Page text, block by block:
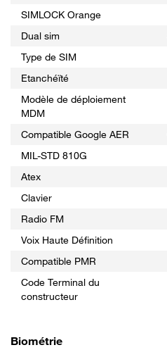
SIMLOCK Orange
Dual sim
Type de SIM
Etanchéïté
Modèle de déploiement
MDM
Compatible Google AER
MIL-STD 810G
Atex
Clavier
Radio FM
Voix Haute Définition
Compatible PMR
Code Terminal du
constructeur
Biométrie